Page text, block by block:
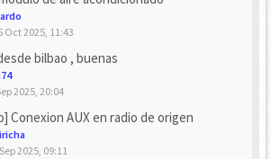
Oct 2025, 11:43
bilbao , buenas
2025, 20:04
Conexion AUX en radio de origen
2025, 09:11